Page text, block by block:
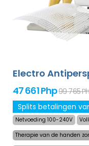
Electro
47 661 Php99 765
Splits betalingen
Netvoeding 100-240V
Therapie van de handen